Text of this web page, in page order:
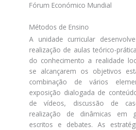
Fórum Económico Mundial
Métodos de Ensino
A unidade curricular
realização de aulas teórico-
do conhecimento a realidade
se alcançarem os objetivos
combinação de vários
exposição dialogada de
de vídeos, discussão de
realização de dinâmicas em
escritos e debates. As